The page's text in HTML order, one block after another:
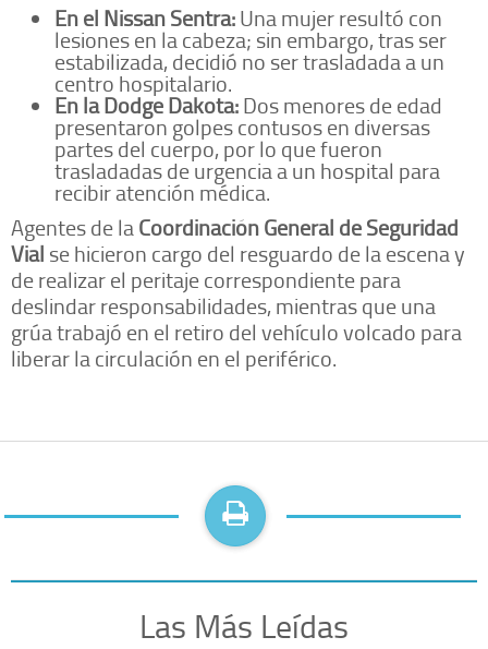
En el Nissan Sentra:Una mujer resultó con
lesiones en la cabeza; sin embargo, tras ser
estabilizada, decidió no ser trasladada a un
centro hospitalario.
En la Dodge Dakota:Dos menores de edad
presentaron golpes contusos en diversas
partes del cuerpo, por lo que fueron
trasladadas de urgencia a un hospital para
recibir atención médica.
Agentes de laCoordinación General de Seguridad
Vial se hicieron cargo del resguardo de la escena y
de realizar el peritaje correspondiente para
deslindar responsabilidades, mientras que una
grúa trabajó en el retiro del vehículo volcado para
liberar la circulación en el periférico.
Las Más Leídas